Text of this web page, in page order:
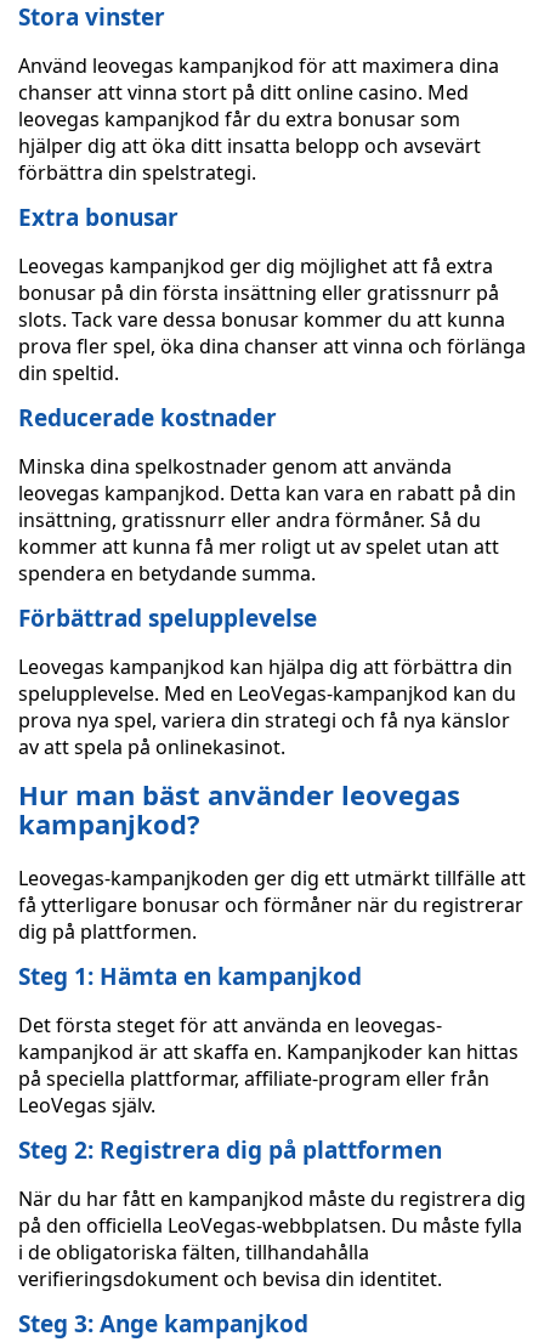
Stora vinster
Använd leovegas kampanjkod för att maximera dina
chanser att vinna stort på ditt online casino. Med
leovegas kampanjkod får du extra bonusar som
hjälper dig att öka ditt insatta belopp och avsevärt
förbättra din spelstrategi.
Extra bonusar
Leovegas kampanjkod ger dig möjlighet att få extra
bonusar på din första insättning eller gratissnurr på
slots. Tack vare dessa bonusar kommer du att kunna
prova fler spel, öka dina chanser att vinna och förlänga
din speltid.
Reducerade kostnader
Minska dina spelkostnader genom att använda
leovegas kampanjkod. Detta kan vara en rabatt på din
insättning, gratissnurr eller andra förmåner. Så du
kommer att kunna få mer roligt ut av spelet utan att
spendera en betydande summa.
Förbättrad spelupplevelse
Leovegas kampanjkod kan hjälpa dig att förbättra din
spelupplevelse. Med en LeoVegas-kampanjkod kan du
prova nya spel, variera din strategi och få nya känslor
av att spela på onlinekasinot.
Hur man bäst använder leovegas
kampanjkod?
Leovegas-kampanjkoden ger dig ett utmärkt tillfälle att
få ytterligare bonusar och förmåner när du registrerar
dig på plattformen.
Steg 1: Hämta en kampanjkod
Det första steget för att använda en leovegas-
kampanjkod är att skaffa en. Kampanjkoder kan hittas
på speciella plattformar, affiliate-program eller från
LeoVegas själv.
Steg 2: Registrera dig på plattformen
När du har fått en kampanjkod måste du registrera dig
på den officiella LeoVegas-webbplatsen. Du måste fylla
i de obligatoriska fälten, tillhandahålla
verifieringsdokument och bevisa din identitet.
Steg 3: Ange kampanjkod